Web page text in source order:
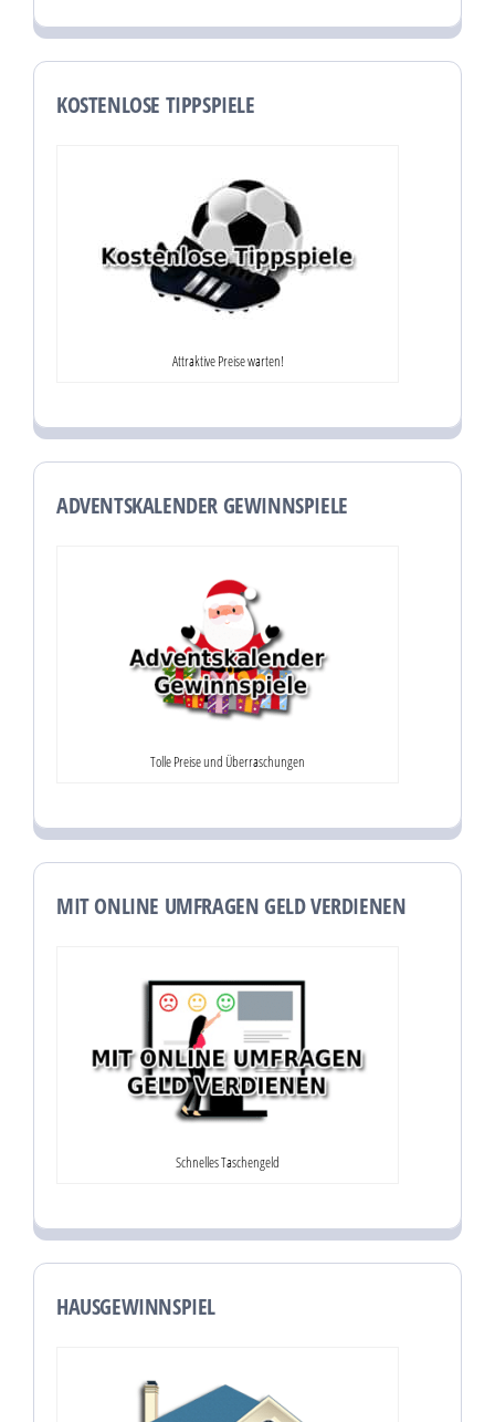
KOSTENLOSE TIPPSPIELE
Attraktive Preise warten!
ADVENTSKALENDER GEWINNSPIELE
Tolle Preise und Überraschungen
MIT ONLINE UMFRAGEN GELD VERDIENEN
Schnelles Taschengeld
HAUSGEWINNSPIEL